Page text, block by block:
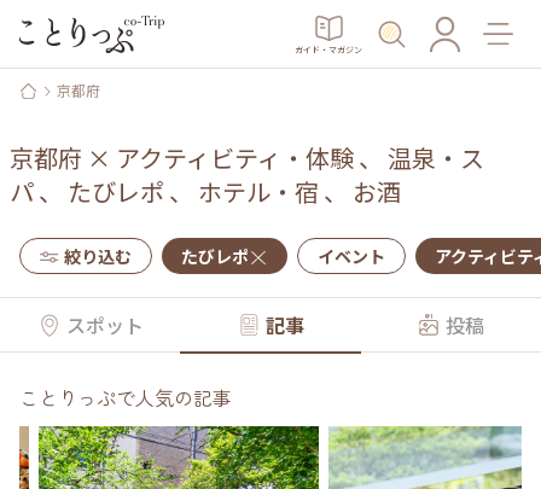
ガイド・マガジン
京都府
京都府 × アクティビティ・体験、 温泉・ス
パ、 たびレポ 、 ホテル・宿 、 お酒
絞り込む たびレポ イベント アクティビテ
スポット 記事 投稿
ことりっぷで人気の記事